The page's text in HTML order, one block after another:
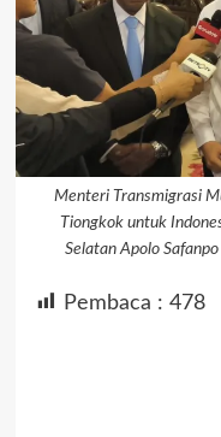
Menteri Transmigrasi
Tiongkok untuk
Selatan Apolo
Pembaca : 478